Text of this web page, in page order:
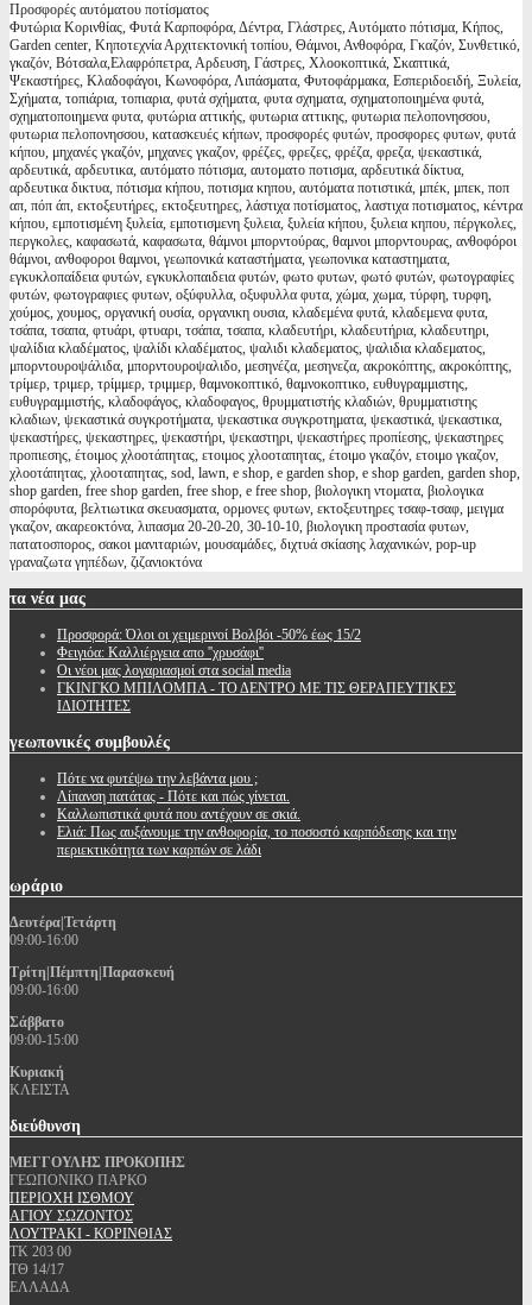
Προσφορές αυτόματου ποτίσματος
Φυτώρια Κορινθίας, Φυτά Καρποφόρα, Δέντρα, Γλάστρες, Αυτόματο πότισμα, Κήπος,
Garden center, Κηποτεχνία Αρχιτεκτονική τοπίου, Θάμνοι, Ανθοφόρα, Γκαζόν, Συνθετικό,
γκαζόν, Βότσαλα,Ελαφρόπετρα, Αρδευση, Γάστρες, Χλοοκοπτικά, Σκαπτικά,
Ψεκαστήρες, Κλαδοφάγοι, Κωνοφόρα, Λιπάσματα, Φυτοφάρμακα, Εσπεριδοειδή, Ξυλεία,
Σχήματα, τοπιάρια, τοπιαρια, φυτά σχήματα, φυτα σχηματα, σχηματοποιημένα φυτά,
σχηματοποιημενα φυτα, φυτώρια αττικής, φυτωρια αττικης, φυτωρια πελοπονησσου,
φυτωρια πελοπονησσου, κατασκευές κήπων, προσφορές φυτών, προσφορες φυτων, φυτά
κήπου, μηχανές γκαζόν, μηχανες γκαζον, φρέζες, φρεζες, φρέζα, φρεζα, ψεκαστικά,
αρδευτικά, αρδευτικα, αυτόματο πότισμα, αυτοματο ποτισμα, αρδευτικά δίκτυα,
αρδευτικα δικτυα, πότισμα κήπου, ποτισμα κηπου, αυτόματα ποτιστικά, μπέκ, μπεκ, ποπ
απ, πόπ άπ, εκτοξευτήρες, εκτοξευτηρες, λάστιχα ποτίσματος, λαστιχα ποτισματος, κέντρα
κήπου, εμποτισμένη ξυλεία, εμποτισμενη ξυλεια, ξυλεία κήπου, ξυλεια κηπου, πέργκολες,
περγκολες, καφασωτά, καφασωτα, θάμνοι μπορντούρας, θαμνοι μπορντουρας, ανθοφόροι
θάμνοι, ανθοφοροι θαμνοι, γεωπονικά καταστήματα, γεωπονικα καταστηματα,
εγκυκλοπαίδεια φυτών, εγκυκλοπαιδεια φυτών, φωτο φυτων, φωτό φυτών, φωτογραφίες
φυτών, φωτογραφιες φυτων, οξύφυλλα, οξυφυλλα φυτα, χώμα, χωμα, τύρφη, τυρφη,
χούμος, χουμος, οργανική ουσία, οργανικη ουσια, κλαδεμένα φυτά, κλαδεμενα φυτα,
τσάπα, τσαπα, φτυάρι, φτυαρι, τσάπα, τσαπα, κλαδευτήρι, κλαδευτήρια, κλαδευτηρι,
ψαλίδια κλαδέματος, ψαλίδι κλαδέματος, ψαλιδι κλαδεματος, ψαλιδια κλαδεματος,
μπορντουροψάλιδα, μπορντουροψαλιδο, μεσηνέζα, μεσηνεζα, ακροκόπτης, ακροκόπτης,
τρίμερ, τριμερ, τρίμμερ, τριμμερ, θαμνοκοπτικό, θαμνοκοπτικο, ευθυγραμμιστης,
ευθυγραμμιστής, κλαδοφάγος, κλαδοφαγος, θρυμματιστής κλαδιών, θρυμματιστης
κλαδιων, ψεκαστικά συγκροτήματα, ψεκαστικα συγκροτηματα, ψεκαστικά, ψεκαστικα,
ψεκαστήρες, ψεκαστηρες, ψεκαστήρι, ψεκαστηρι, ψεκαστήρες προπίεσης, ψεκαστηρες
προπιεσης, έτοιμος χλοοτάπητας, ετοιμος χλοοταπητας, έτοιμο γκαζόν, ετοιμο γκαζον,
χλοοτάπητας, χλοοταπητας, sod, lawn, e shop, e garden shop, e shop garden, garden shop,
shop garden, free shop garden, free shop, e free shop, βιολογικη ντοματα, βιολογικα
σπορόφυτα, βελτιωτικα σκευασματα, ορμονες φυτων, εκτοξευτηρες τσαφ-τσαφ, μειγμα
γκαζον, ακαρεοκτόνα, λιπασμα 20-20-20, 30-10-10, βιολογικη προστασία φυτων,
πατατοσπορος, σακοι μανιταριών, μουσαμάδες, διχτυά σκίασης λαχανικών, pop-up
γραναζωτα γηπέδων, ζιζανιοκτόνα
τα νέα μας
Προσφορά: Όλοι οι χειμερινοί Βολβόι -50% έως 15/2
Φειγιόα: Καλλιέργεια απο ''χρυσάφι''
Oι νέοι μας λογαριασμοί στα social media
ΓΚΙΝΓΚΟ ΜΠΙΛΟΜΠΑ - ΤΟ ΔΕΝΤΡΟ ΜΕ ΤΙΣ ΘΕΡΑΠΕΥΤΙΚΕΣ
ΙΔΙΟΤΗΤΕΣ
γεωπονικές συμβουλές
Πότε να φυτέψω την λεβάντα μου ;
Λίπανση πατάτας - Πότε και πώς γίνεται.
Καλλωπιστικά φυτά που αντέχουν σε σκιά.
Ελιά: Πως αυξάνουμε την ανθοφορία, το ποσοστό καρπόδεσης και την
περιεκτικότητα των καρπών σε λάδι
ωράριο
Δευτέρα|Τετάρτη
09:00-16:00
Τρίτη|Πέμπτη|Παρασκευή
09:00-16:00
Σάββατο
09:00-15:00
Κυριακή
ΚΛΕΙΣΤΑ
διεύθυνση
ΜΕΓΓΟΥΛΗΣ ΠΡΟΚΟΠΗΣ
ΓΕΩΠΟΝΙΚΟ ΠΑΡΚΟ
ΠΕΡΙΟΧΗ ΙΣΘΜΟΥ
ΑΓΙΟΥ ΣΩΖΟΝΤΟΣ
ΛΟΥΤΡΑΚΙ - ΚΟΡΙΝΘΙΑΣ
ΤΚ 203 00
ΤΘ 14/17
ΕΛΛΑΔΑ